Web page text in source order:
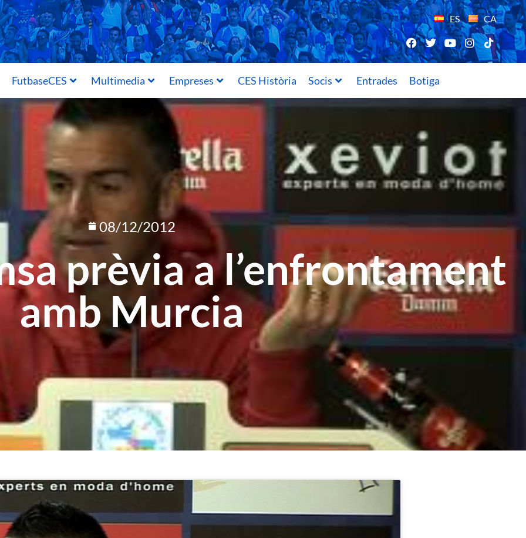
ES CA
FutbaseCES Multimedia Empreses CES Història Socis Entrades Botiga
08/12/2012
prèvia a l’enfrontament
amb Murcia